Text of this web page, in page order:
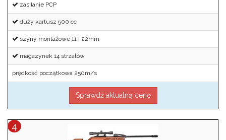
zasilanie PCP
duży kartusz 500 cc
szyny montażowe 11 i 22mm
magazynek 14 strzałów
prędkość początkowa 250m/s
Sprawdź aktualną cenę